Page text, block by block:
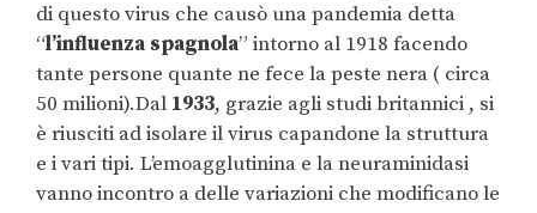
di questo virus che causò una pandemia detta
“l’influenza spagnola” intorno al 1918 facendo
tante persone quante ne fece la peste nera ( circa
50 milioni).Dal 1933, grazie agli studi britannici , si
è riusciti ad isolare il virus capandone la struttura
e i vari tipi. L’emoagglutinina e la neuraminidasi
vanno incontro a delle variazioni che modificano le